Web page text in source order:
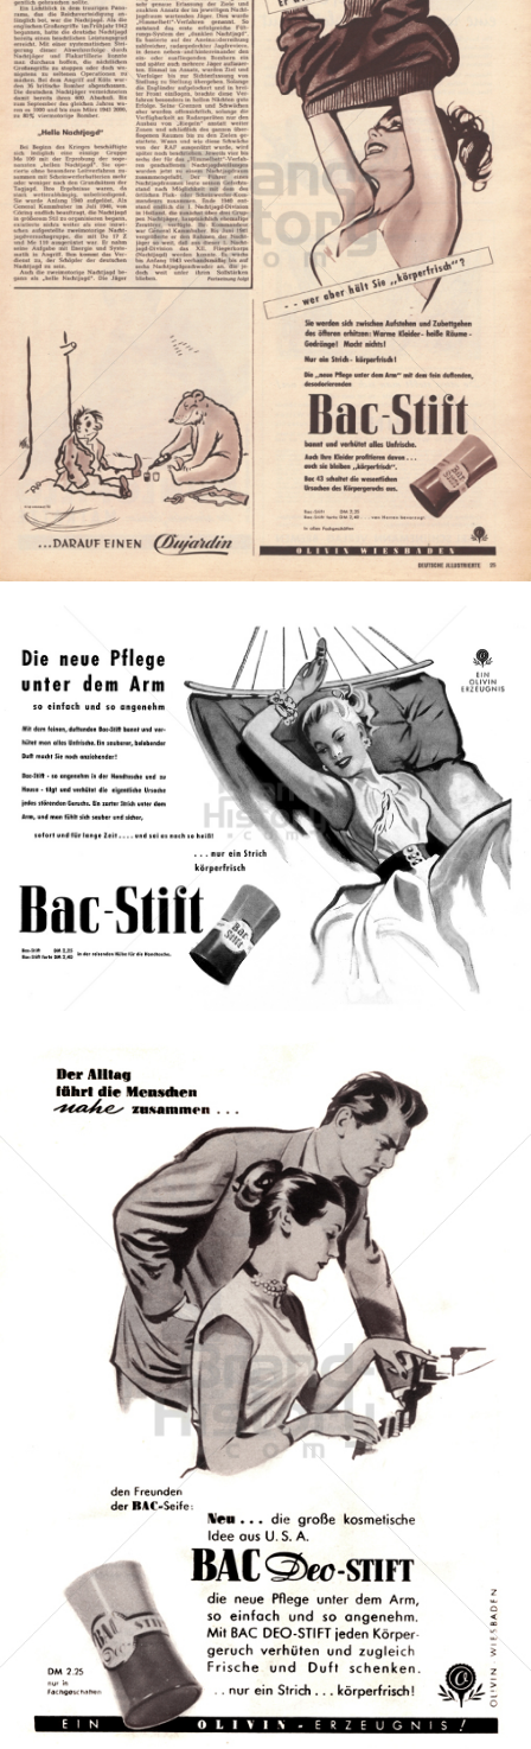
Bac Henkel Central Eastern Europe GmbH 1953
Bild-ID: 1326
Henkel Central Eastern Europe GmbH 1953
Bild-ID: 1467
Henkel Central Eastern Europe GmbH